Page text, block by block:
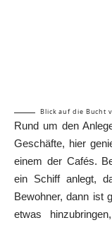
Blick auf die Bucht
Rund um den
Geschäfte, hier
einem der Cafés.
ein Schiff anlegt,
Bewohner, dann ist
etwas